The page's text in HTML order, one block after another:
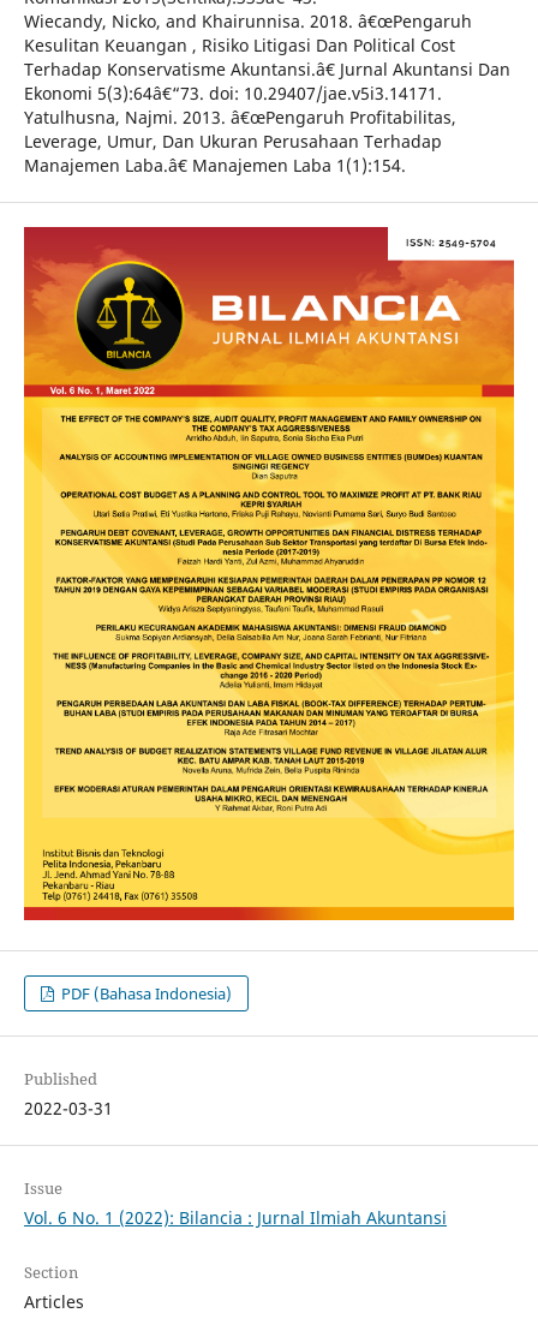
Wiecandy, Nicko, and Khairunnisa. 2018. â€œPengaruh
Kesulitan Keuangan , Risiko Litigasi Dan Political Cost
Terhadap Konservatisme Akuntansi.â€ Jurnal Akuntansi Dan
Ekonomi 5(3):64â€“73. doi: 10.29407/jae.v5i3.14171.
Yatulhusna, Najmi. 2013. â€œPengaruh Profitabilitas,
Leverage, Umur, Dan Ukuran Perusahaan Terhadap
Manajemen Laba.â€ Manajemen Laba 1(1):154.
PDF (Bahasa Indonesia)
Published
2022-03-31
Issue
Vol. 6 No. 1 (2022): Bilancia : Jurnal Ilmiah Akuntansi
Section
Articles